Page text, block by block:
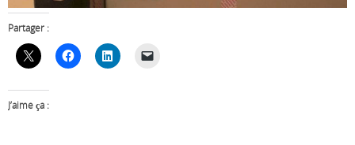
Partager :
J’aime ça :